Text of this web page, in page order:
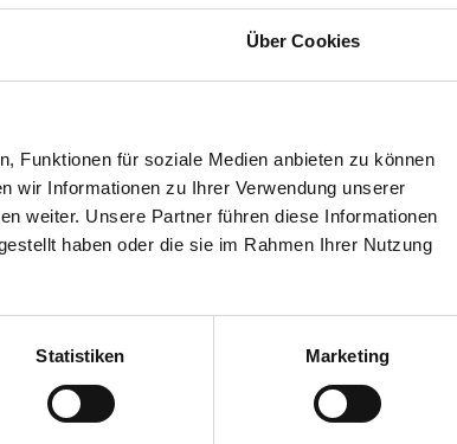
Über Cookies
Funktionen für soziale Medien anbieten zu können
wir Informationen zu Ihrer Verwendung unserer
weiter. Unsere Partner führen diese Informationen
haben oder die sie im Rahmen Ihrer Nutzung
Statistiken Marketing
9010595770777
Feingehalt
Steinfarbe
Stein
Brill.